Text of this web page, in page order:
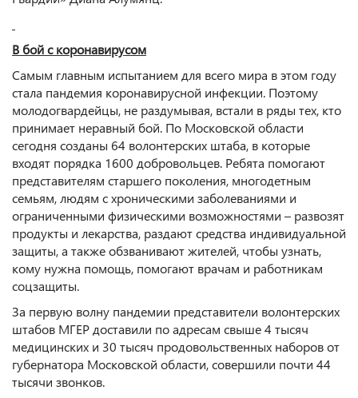
В бой с коронавирусом
Самым главным испытанием для всего мира в этом году
стала пандемия коронавирусной инфекции. Поэтому
молодогвардейцы, не раздумывая, встали в ряды тех, кто
принимает неравный бой. По Московской области
сегодня созданы 64 волонтерских штаба, в которые
входят порядка 1600 добровольцев. Ребята помогают
представителям старшего поколения, многодетным
семьям, людям с хроническими заболеваниями и
ограниченными физическими возможностями – развозят
продукты и лекарства, раздают средства индивидуальной
защиты, а также обзванивают жителей, чтобы узнать,
кому нужна помощь, помогают врачам и работникам
соцзащиты.
За первую волну пандемии представители волонтерских
штабов МГЕР доставили по адресам свыше 4 тысяч
медицинских и 30 тысяч продовольственных наборов от
губернатора Московской области, совершили почти 44
тысячи звонков.